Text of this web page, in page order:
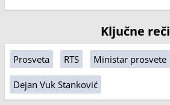
Ključne reči
Prosveta RTS Ministar prosvete
Dejan Vuk Stanković